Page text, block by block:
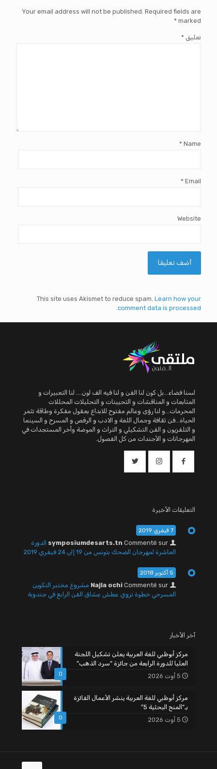
Your email address will not be published. Required fields are
marked
*
تعليق *
Name
*
Email
*
Website
This site uses Akismet to reduce spam. Learn how your
comment data is processed.
لسنا فضاء...بل كون لنا الفن و لنا فيه الف لون.... لنا التعبيرات و
المتابعات و المناقشات و التحيينات و التحليلات المحللات
المحرمات...و لنا رؤى وعالم مفتوح للابداع بعقول مفكرة وطاقة تثمر
الحياة...فن ثقافة وجمال اللغة و الادب و الرقص و المسرح و السينما
و التلفزيون و الفن التشكيلي و التراث و الموضة وأخر المستجدات في
المهرجانات و الأجندات من كل الفصول.
التعليقات الأخيرة
7 فيفري 2019
symposiumdesarts.tn Commenté sur
الدورة
العاشرة لمهرجان الضحك بتونس من 19 إلى 24 فيفري 2019
5 أكتوبر 2018
Najla ochi Commenté sur
مشروع مختبر التكوين
المسرحي خطوة تروي عطش عشاق الفن الرابع في جندوبة
آخر الأخبار
0
مركز أبوظبي للغة العربية يعلن تشكيل اللجنة
العليا للدورة الرابعة من جائزة “سرد الذهب”
5 أوت 2026
0
مركز أبوظبي للغة العربية ينشر الأعمال الفائزة
بـ”المنح البحثية 5″
5 أوت 2026